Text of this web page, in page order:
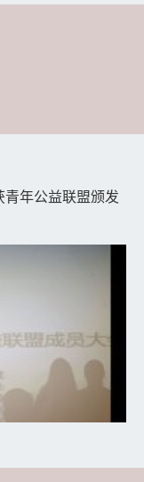
青年公益联盟颁发